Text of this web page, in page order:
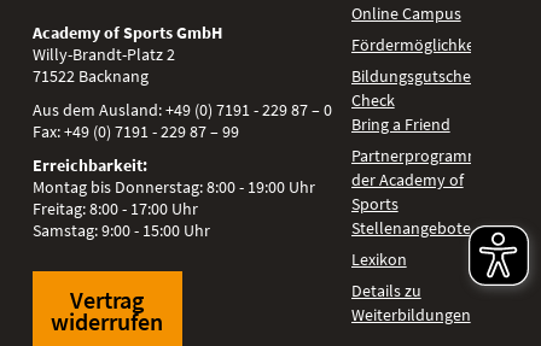
Academy of Sports GmbH
Willy-Brandt-Platz 2
71522 Backnang
Aus dem Ausland:+49 (0) 7191 - 229 87 – 0
Fax:+49 (0) 7191 - 229 87 – 99
Erreichbarkeit:
Montag bis Donnerstag: 8:00 - 19:00 Uhr
Freitag: 8:00 - 17:00 Uhr
Samstag: 9:00 - 15:00 Uhr
Vertrag
widerrufen
Online Campus
Fördermöglichkeiten
Bildungsgutschein
Check
Bring a Friend
Partnerprogramm
der Academy of
Sports
Stellenangebote
Lexikon
Details zu
Weiterbildungen